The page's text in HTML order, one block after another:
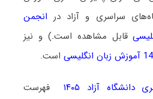
سراسری و آزاد در انجمن
قابل مشاهده است.) و نیز
است.
آزاد ۱۴۰۵
فهرست